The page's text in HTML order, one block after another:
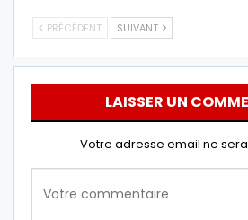
PRÉCÉDENT SUIVANT
LAISSER UN
Votre adresse email ne